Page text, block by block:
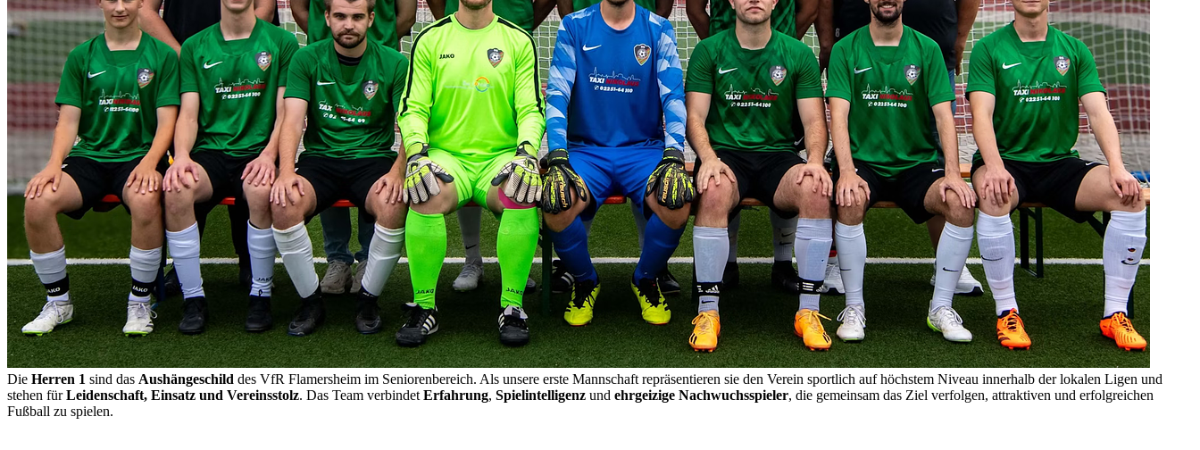
Die Herren 1 sind das Aushängeschild des VfR Flamersheim im Seniorenbereich. Als unsere erste Mannschaft repräsentieren sie den Verein sportlich auf höchstem Niveau innerhalb der lokalen Ligen und
stehen fürLeidenschaft, Einsatz und Vereinsstolz. Das Team verbindet Erfahrung, Spielintelligenz und ehrgeizige Nachwuchsspieler, die gemeinsam das Ziel verfolgen, attraktiven und erfolgreichen
Fußball zu spielen.